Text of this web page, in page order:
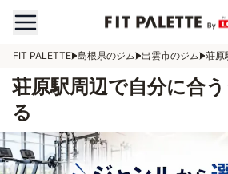
FIT PALETTE 島根県のジム 出雲市のジム 荘原
荘原駅周辺で自分に合
る